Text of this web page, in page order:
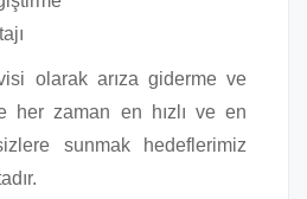
olarak arıza giderme ve
her zaman en hızlı ve en
sunmak hedeflerimiz